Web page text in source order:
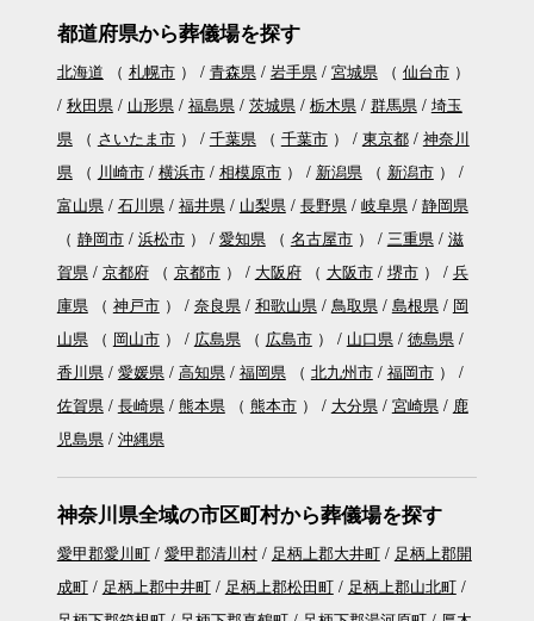
都道府県から葬儀場を探す
北海道 （ 札幌市） 青森県 岩手県 宮城県（ 仙台市）
秋田県
山形県 福島県 茨城県 栃木県 群馬県
埼玉
県（ さいたま市） 千葉県（ 千葉市） 東京都
神奈川
県（ 川崎市 横浜市 相模原市） 新潟県（ 新潟市）
富山県
石川県 福井県 山梨県 長野県 岐阜県
静岡県
（ 静岡市 浜松市） 愛知県（ 名古屋市） 三重県
滋
賀県
京都府（ 京都市） 大阪府（ 大阪市 堺市）
兵
庫県（ 神戸市） 奈良県 和歌山県 鳥取県 島根県
岡
山県（ 岡山市） 広島県（ 広島市） 山口県
徳島県
香川県
愛媛県 高知県 福岡県（ 北九州市 福岡市）
佐賀県
長崎県 熊本県（ 熊本市） 大分県 宮崎県
鹿
児島県
沖縄県
神奈川県全域の市区町村から葬儀場を探す
愛甲郡愛川町 愛甲郡清川村 足柄上郡大井町
足柄上郡開
成町
足柄上郡中井町 足柄上郡松田町
足柄上郡山北町